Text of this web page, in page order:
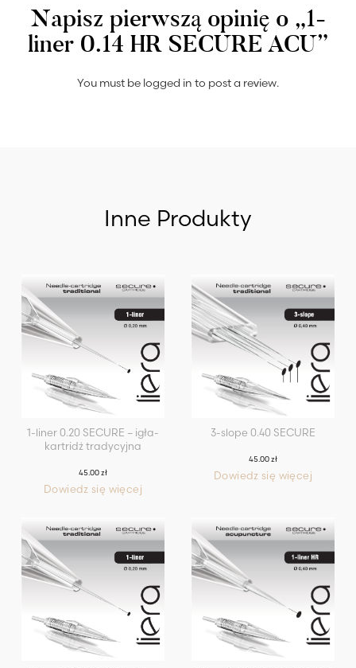
Napisz pierwszą opinię o „1-
liner 0.14 HR SECURE ACU”
You must be logged in to post a review.
Inne Produkty
1-liner 0.20 SECURE – igła-
kartridż tradycyjna
45.00zł
Dowiedz się więcej
3-slope 0.40 SECURE
45.00zł
Dowiedz się więcej